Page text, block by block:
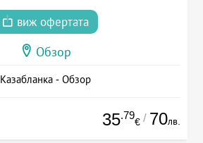
виж офертата
Обзор
Казабланка - Обзор
35.79
€ / 70лв.